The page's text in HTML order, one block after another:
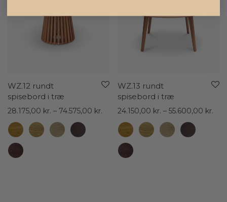
WZ.12 rundt
spisebord i træ
28.175,00 kr. – 74.575,00 kr. Prisinterval:
28.175,00 kr.
74.575,00 kr.
WZ.13 rundt
spisebord i træ
24.150,00 kr. – 55.600,00 kr.